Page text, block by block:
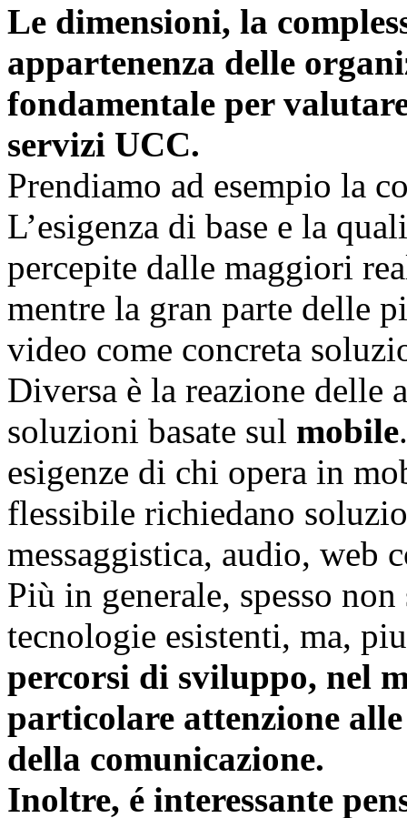
Le dimensioni, la
appartenenza delle
fondamentale per
servizi UCC.
Prendiamo ad esempio la
L’esigenza di base e la
percepite dalle maggiori
mentre la gran parte delle
video come concreta
Diversa è la reazione delle
soluzioni basate sul mobile
esigenze di chi opera in
flessibile richiedano
messaggistica, audio, web
Più in generale, spesso
tecnologie esistenti, ma,
percorsi di sviluppo, nel
particolare attenzione
della comunicazione.
Inoltre, é interessante